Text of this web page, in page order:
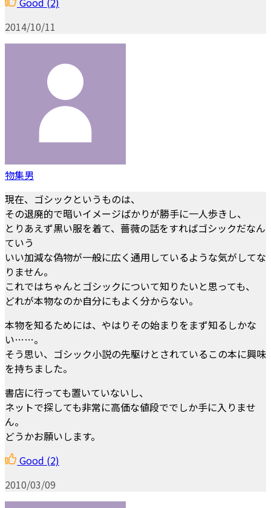
2014/10/11
物集男
現在、ゴシックというものは、
その退廃的で暗いイメージばかりが勝手に一人歩きし、
とりあえず黒い服を着て、薔薇の話をすればゴシックだなん
ていう
いい加減な偽物が一般に広く通用しているような気がしてな
りません。
これではちゃんとゴシックについて知りたいと思っても、
どれが本物なのか自分にもよく分からない。
本物を知るためには、やはりその始まりをまず知るしかな
い……。
そう思い、ゴシック小説の先駆けとされているこの本に興味
を持ちました。
書店に行っても置いていないし、
ネットで探しても非常に高価な値段ででしか手に入りませ
ん。
どうかお願いします。
Good (2)
2010/03/09